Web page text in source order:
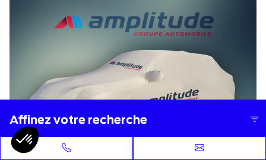
Affinez votre recherche